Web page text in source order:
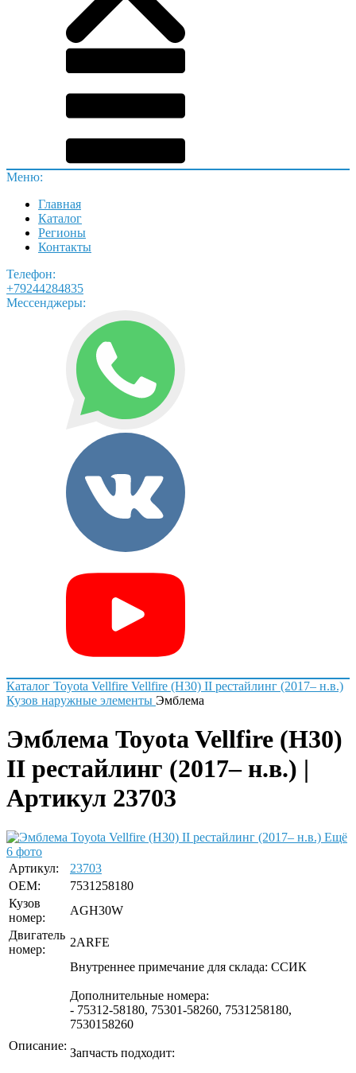
Меню:
Главная
Каталог
Регионы
Контакты
Телефон:
+79244284835
Мессенджеры:
Каталог Toyota Vellfire Vellfire (H30) II рестайлинг (2017– н.в.)
Кузов наружные элементы Эмблема
Эмблема Toyota Vellfire (H30)
II рестайлинг (2017– н.в.) |
Артикул 23703
Ещё
6 фото
Артикул:
23703
OEM:
7531258180
Кузов
номер:
AGH30W
Двигатель
номер:
2ARFE
Описание:
Внутреннее примечание для склада: ССИК
Дополнительные номера:
- 75312-58180, 75301-58260, 7531258180,
7530158260
Запчасть подходит: